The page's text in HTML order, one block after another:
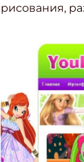
рисования,